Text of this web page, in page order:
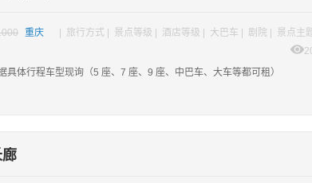
重庆
| 旅行方式 | 景点等级 | 酒店等级 | 大巴车 | 剧院 | 景点主
具体行程车型现询（5 座、7 座、9 座、中巴车、大车等都可租）